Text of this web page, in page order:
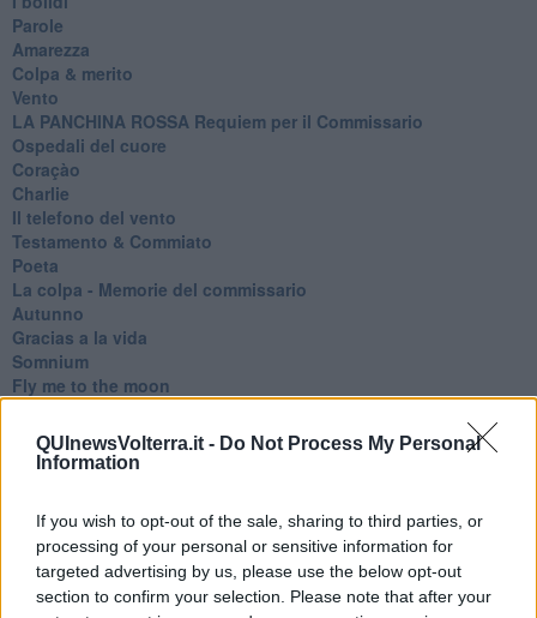
QUInewsVolterra.it - Do Not Process My Personal
Information
If you wish to opt-out of the sale, sharing to third parties, or
processing of your personal or sensitive information for
targeted advertising by us, please use the below opt-out
section to confirm your selection. Please note that after your
Parole
Amarezza
Colpa & merito
Vento
​LA PANCHINA ROSSA Requiem per il Commissario
Ospedali del cuore
Coraçào
Charlie
Il telefono del vento
Testamento & Commiato
Poeta
​La colpa - Memorie del commissario
Autunno
Gracias a la vida
Somnium
Fly me to the moon
O sonho de um prisioneiro
Memòrias
Bestiario
Pillole
Veglia
​“D” come delitto